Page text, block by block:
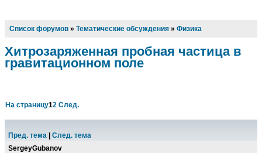
Список форумов » Тематические обсуждения » Физика
Хитрозаряженная пробная частица в
гравитационном поле
На страницу12 След.
Пред. тема
След. тема
SergeyGubanov